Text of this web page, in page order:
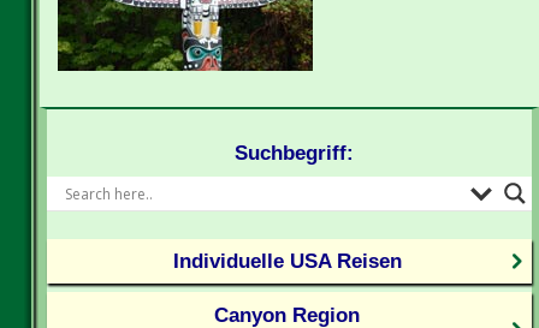
Suchbegriff:
Individuelle USA Reisen
Canyon Region